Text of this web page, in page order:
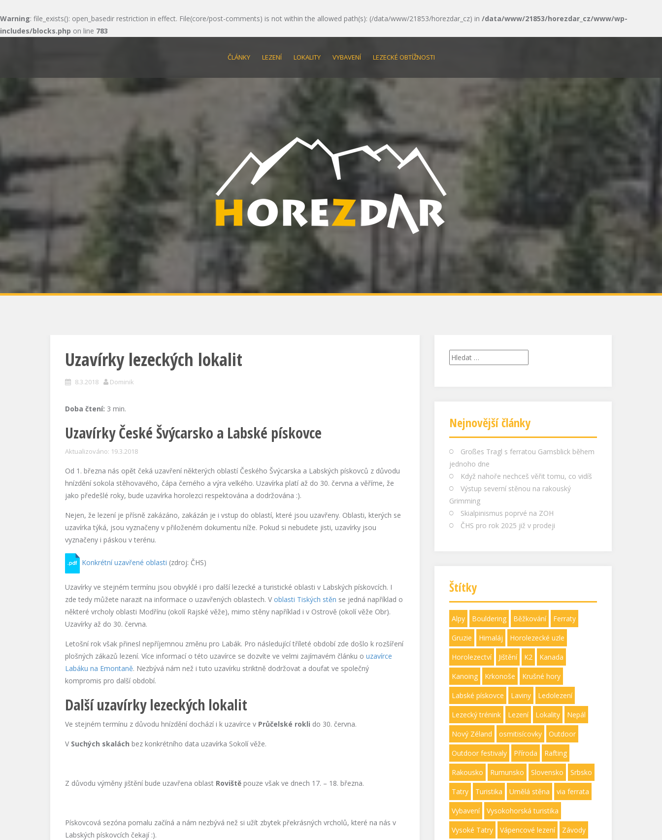
Warning: file_exists(): open_basedir restriction in effect. File(core/post-comments) is not within the allowed path(s): (/data/www/21853/horezdar_cz) in /data/www/21853/horezdar_cz/www/wp-
includes/blocks.php on line 783
ČLÁNKY LEZENÍ LOKALITY VYBAVENÍ LEZECKÉ OBTÍŽNOSTI
Uzavírky lezeckých lokalit
8.3.2018 Dominik
Doba čtení: 3 min.
Uzavírky České Švýcarsko a Labské pískovce
Aktualizováno: 19.3.2018
Od 1. března nás opět čeká uzavření některých oblastí Českého Švýcarska a Labských pískovců z důvodu
hnízdění sokola stěhovavého, čápa černého a výra velkého. Uzavírka platí až do 30. června a věříme, že
jako předešlé roky, bude uzavírka horolezci respektována a dodržována :).
Nejen, že lezení je přísně zakázáno, zakázán je i vstup do oblastí, které jsou uzavřeny. Oblasti, kterých se
uzavírka týká, jsou vyznačeny v přiloženém dokumentu níže. Pokud si nebudete jisti, uzavírky jsou
vyznačeny i páskou v terénu.
Konkrétní uzavřené oblasti (zdroj: ČHS)
Uzavírky ve stejném termínu jsou obvyklé i pro další lezecké a turistické oblasti v Labských pískovcích. I
zde tedy můžete narazit na informace o uzavřených oblastech. V oblasti Tiských stěn se jedná například o
některé vrcholy oblasti Modřínu (okolí Rajské věže), mimo stěny například i v Ostrově (okolí věže Obr).
Uzavírky až do 30. června.
Letošní rok však přinesl nepříjemnou změnu pro Labák. Pro následující tříleté období zde došlo k rozšíření
plošných zákazů lezení. Více informací o této uzavírce se dozvíte ve velmi zajímavém článku o uzavírce
Labáku na Emontaně. Nezbývá nám než i tuto uzavírku striktně dodržovat a doufat ve společný
kompromis pro další období.
Další uzavírky lezeckých lokalit
Ve stejném termínu z důvodu hnízdění dochází i k uzavírce v Průčelské rokli do 30. června.
V Suchých skalách bez konkrétního data uzavírka Sokolí věže.
Z důvodu výměny jištění bude uzavřena oblast Roviště pouze však ve dnech 17. – 18. března.
Pískovcová sezóna pomalu začíná a nám nezbývá než si užít zbytek překrásných vrcholů, které na nás v
Labských pískovcích čekají :).
Vyhledávání
Nejnovější články
Großes Tragl s ferratou Gamsblick během
jednoho dne
Když nahoře nechceš věřit tomu, co vidíš
Výstup severní stěnou na rakouský
Grimming
Skialpinismus poprvé na ZOH
ČHS pro rok 2025 již v prodeji
Štítky
Alpy Bouldering Běžkování Ferraty
Gruzie Himaláj Horolezecké uzle
Horolezectví Jištění K2 Kanada
Kanoing Krkonoše Krušné hory
Labské pískovce Laviny Ledolezení
Lezecký trénink Lezení Lokality Nepál
Nový Zéland osmitisícovky Outdoor
Outdoor festivaly Příroda Rafting
Rakousko Rumunsko Slovensko Srbsko
Tatry Turistika Umělá stěna via ferrata
Vybavení Vysokohorská turistika
Vysoké Tatry Vápencové lezení Závody